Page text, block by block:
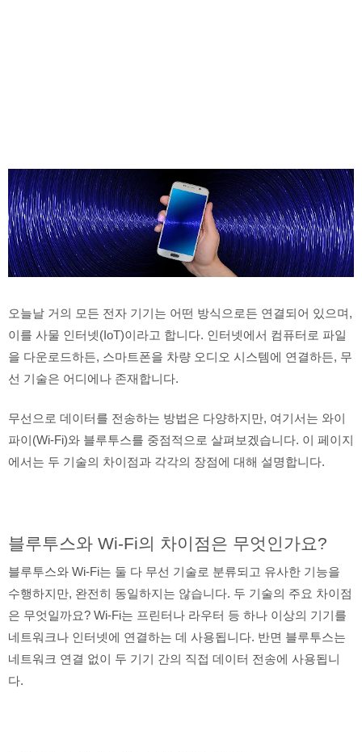
오늘날 거의 모든 전자 기기는 어떤 방식으로든 연결되어 있으며,
이를 사물 인터넷(IoT)이라고 합니다. 인터넷에서 컴퓨터로 파일
을 다운로드하든, 스마트폰을 차량 오디오 시스템에 연결하든, 무
선 기술은 어디에나 존재합니다.
무선으로 데이터를 전송하는 방법은 다양하지만, 여기서는 와이
파이(Wi-Fi)와 블루투스를 중점적으로 살펴보겠습니다. 이 페이지
에서는 두 기술의 차이점과 각각의 장점에 대해 설명합니다.
블루투스와 Wi-Fi의 차이점은 무엇인가요?
블루투스와 Wi-Fi는 둘 다 무선 기술로 분류되고 유사한 기능을
수행하지만, 완전히 동일하지는 않습니다. 두 기술의 주요 차이점
은 무엇일까요? Wi-Fi는 프린터나 라우터 등 하나 이상의 기기를
네트워크나 인터넷에 연결하는 데 사용됩니다. 반면 블루투스는
네트워크 연결 없이 두 기기 간의 직접 데이터 전송에 사용됩니
다.